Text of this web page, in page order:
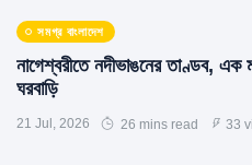
সমগ্র বাংলাদেশ
নাগেশ্বরীতে নদীভাঙনের তাণ্ডব, এক
ঘরবাড়ি
21 Jul, 2026 26 mins read 33